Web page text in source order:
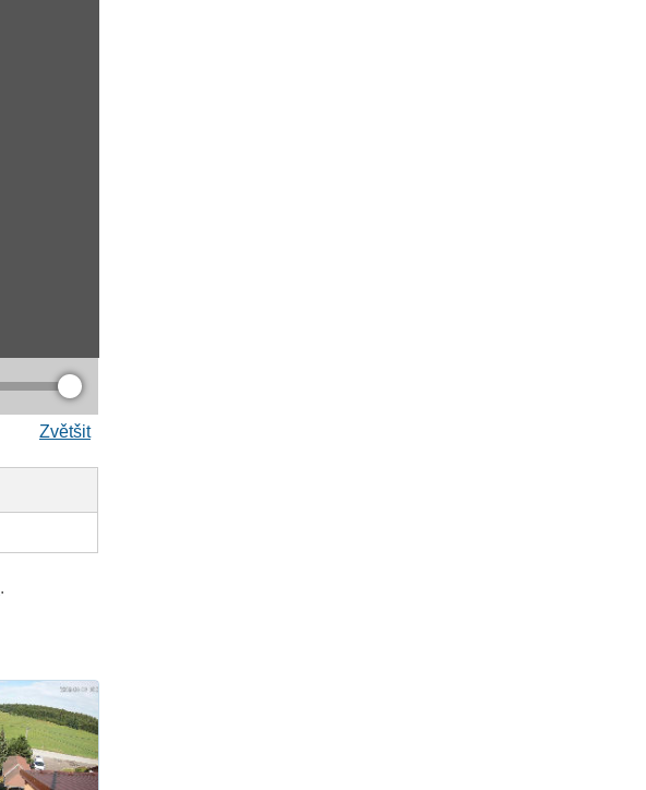
Zvětšit
.